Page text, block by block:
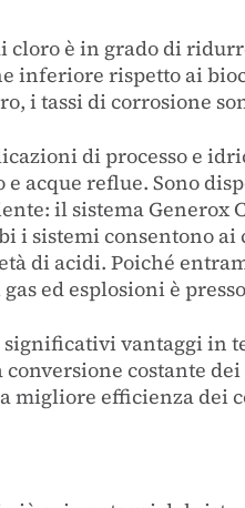
cloro è in grado di
inferiore rispetto ai
i tassi di corrosione
di processo e
e acque reflue. Sono
il sistema Generox
i sistemi consentono
di acidi. Poiché
ed esplosioni è
vantaggi in
costante
migliore efficienza dei